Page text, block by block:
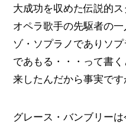
大成功を収めた伝説的
オペラ歌手の先駆者の
ゾ・ソプラノでありソ
であもる・・・って書
来したんだから事実です
グレース・バンブリー